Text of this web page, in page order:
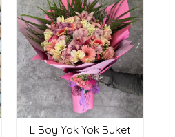
L Boy Yok Yok Buket